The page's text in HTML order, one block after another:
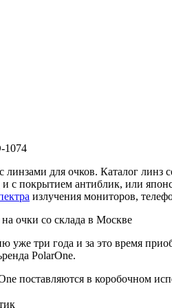
1074
линзами для очков. Каталог
и с покрытием антиблик, или
излучения мониторов,
на очки со склада в Москве
уже три года и за это время
PolarOne.
поставляются в коробочном